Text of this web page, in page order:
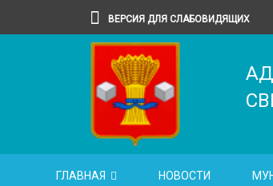
ВЕРСИЯ ДЛЯ СЛАБОВИДЯЩИХ
ГЛАВНАЯ НОВОСТИ